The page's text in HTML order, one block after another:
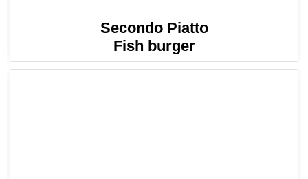
Secondo Piatto
Fish burger